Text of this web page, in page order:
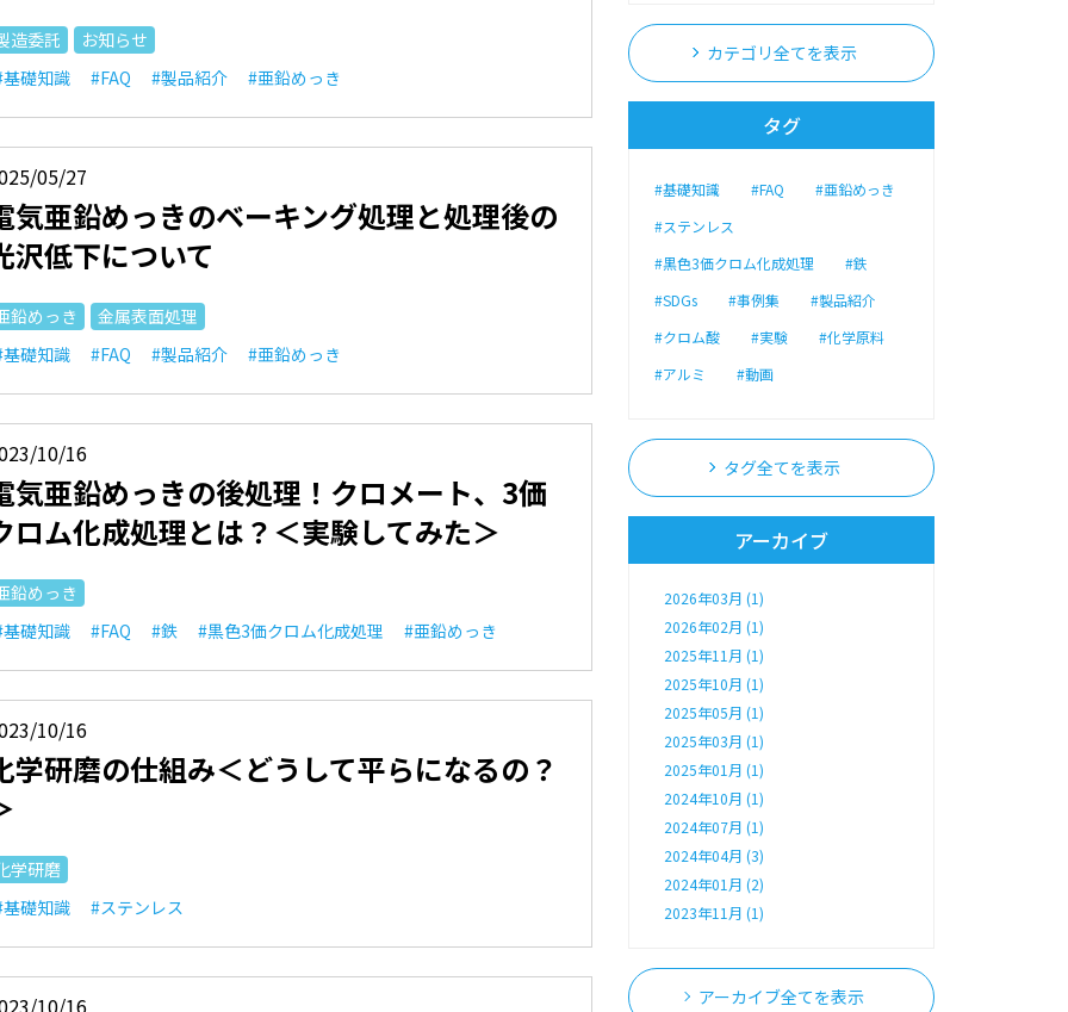
造委託
お知らせ
礎知識
#FAQ #製品紹介 #亜鉛めっき
05/27
気亜鉛めっきのベーキング処理と処理後の
沢低下について
鉛めっき
金属表面処理
礎知識
#FAQ #製品紹介 #亜鉛めっき
10/16
気亜鉛めっきの後処理！クロメート、3価
ロム化成処理とは？＜実験してみた＞
鉛めっき
礎知識
#FAQ #鉄 #黒色3価クロム化成処理 #亜鉛めっき
10/16
学研磨の仕組み＜どうして平らになるの？
学研磨
礎知識
#ステンレス
10/16
カテゴリ全てを表示
タグ
#基礎知識 #FAQ
#亜鉛めっき
#ステンレス
#黒色3価クロム化成処理
#鉄
#SDGs
#事例集
#製品紹介
#クロム酸
#実験
#化学原料
#アルミ
#動画
タグ全てを表示
アーカイブ
2026年03月 (1)
2026年02月 (1)
2025年11月 (1)
2025年10月 (1)
2025年05月 (1)
2025年03月 (1)
2025年01月 (1)
2024年10月 (1)
2024年07月 (1)
2024年04月 (3)
2024年01月 (2)
2023年11月 (1)
アーカイブ全てを表示